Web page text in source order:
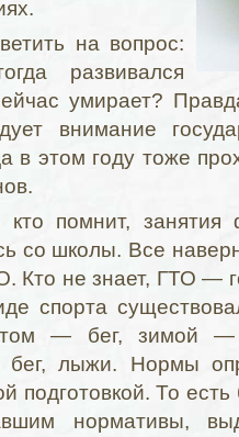
на вопрос:
развивался
умирает?
внимание
в этом году тоже
помнит, занятия
со школы. Все
Кто не знает, ГТО —
спорта
— бег, зимой
бег, лыжи. Нормы
подготовкой. То
нормативы,